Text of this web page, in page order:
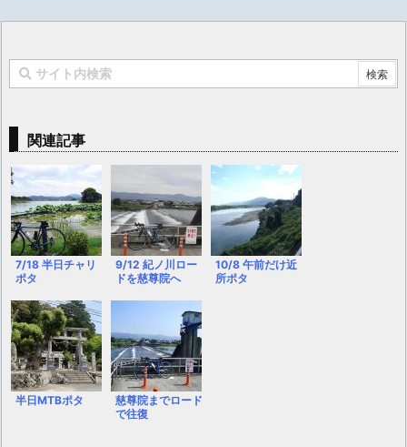
関連記事
7/18 半日チャリ
ポタ
9/12 紀ノ川ロー
ドを慈尊院へ
10/8 午前だけ近
所ポタ
半日MTBポタ
慈尊院までロード
で往復